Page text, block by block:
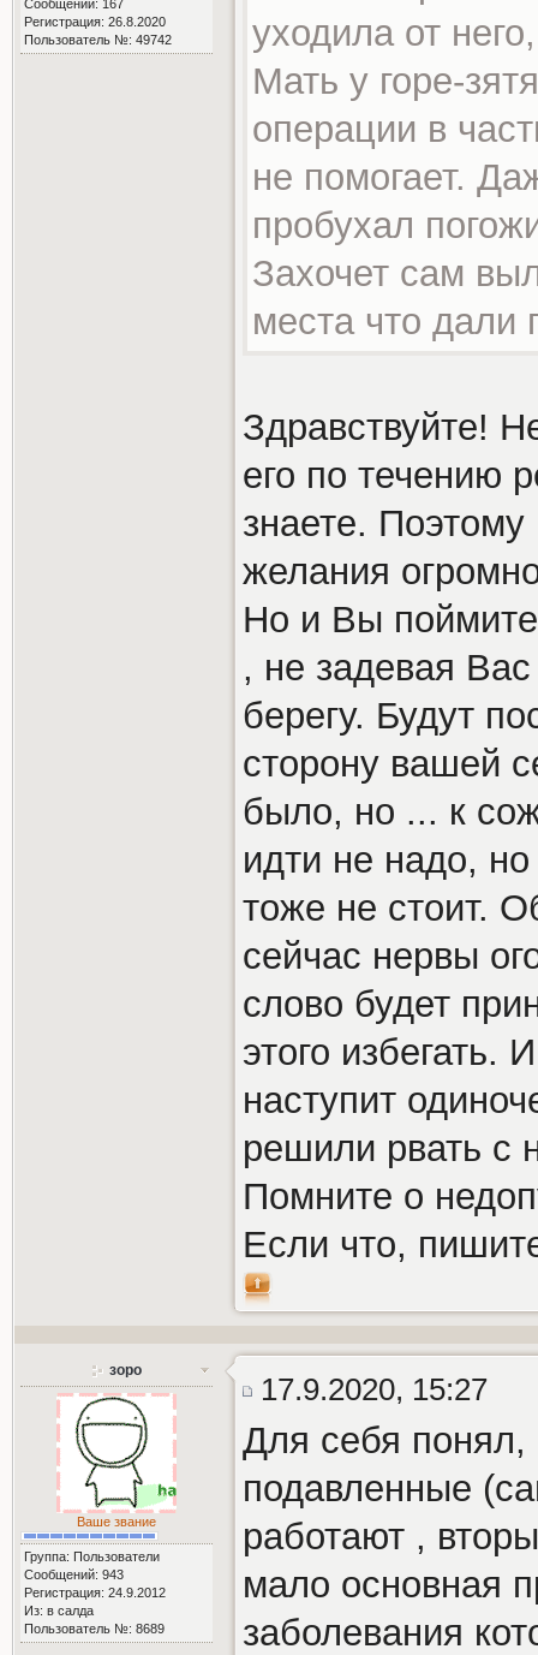
Сообщений: 167
Регистрация: 26.8.2020
Пользователь №: 49742
уходила от
Мать у горе-
операции в
не помогает.
пробухал
Захочет сам
места что дали
Здравствуйте!
его по течению
знаете.
желания
Но и Вы
, не задевая
берегу. Будут
сторону вашей
было, но ... к
идти не надо,
тоже не стоит.
сейчас нервы
слово будет
этого избегать.
наступит
решили рвать с
Помните о
Если что,
зоро
Ваше звание
Группа: Пользователи
Сообщений: 943
Регистрация: 24.9.2012
Из: в салда
Пользователь №: 8689
17.9.2020, 15:27
Для себя понял,
подавленные
работают ,
мало основная
заболевания